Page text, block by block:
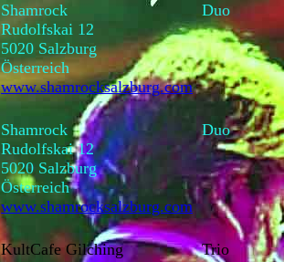
Shamrock
Rudolfskai 12
5020 Salzburg
Österreich
www.shamrocksalzburg.com
Duo
Shamrock
Rudolfskai 12
5020 Salzburg
Österreich
www.shamrocksalzburg.com
Duo
KultCafe Gilching
Trio